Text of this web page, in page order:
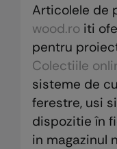
Articolele de
wood.roiti
pentru
Colectiile
sisteme de
ferestre, usi
dispozitie în
in magazinul